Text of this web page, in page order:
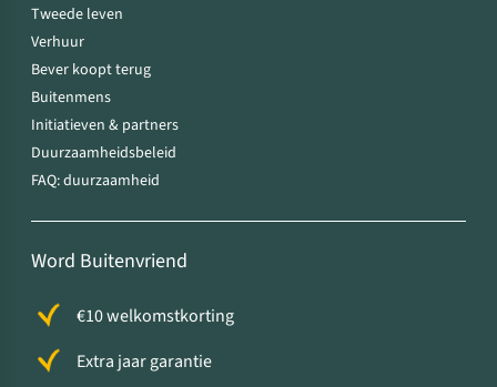
Tweede leven
Verhuur
Bever koopt terug
Buitenmens
Initiatieven & partners
Duurzaamheidsbeleid
FAQ: duurzaamheid
Word Buitenvriend
€10 welkomstkorting
Extra jaar garantie